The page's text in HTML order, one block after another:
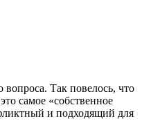
Так повелось, что
самое «собственное
и подходящий для